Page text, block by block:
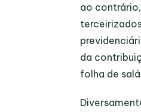
ao
da
folha de